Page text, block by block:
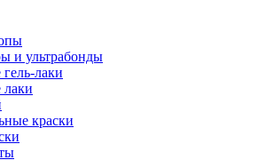
и ультрабонды
лаки
краски